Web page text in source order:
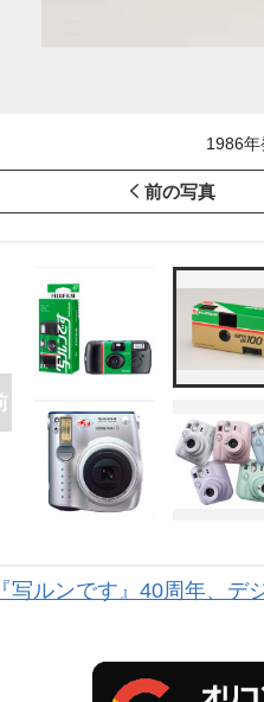
1986年
前の写真
『写ルンです』40周年、デ